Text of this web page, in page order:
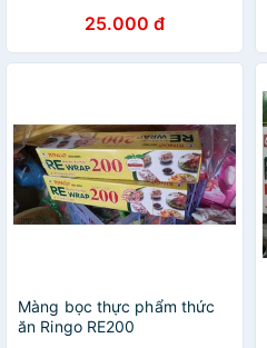
25.000 đ
Màng bọc thực phẩm thức
ăn Ringo RE200